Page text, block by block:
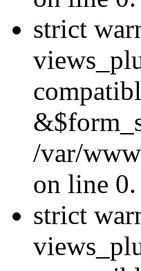
strict
/var/
on line 0.
strict